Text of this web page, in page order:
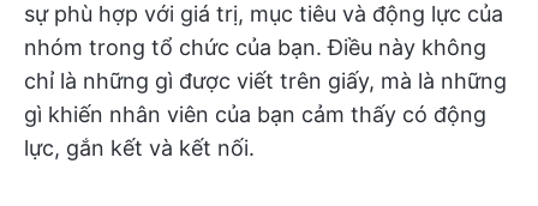
sự phù hợp với giá trị, mục tiêu và động lực của
nhóm trong tổ chức của bạn. Điều này không
chỉ là những gì được viết trên giấy, mà là những
gì khiến nhân viên của bạn cảm thấy có động
lực, gắn kết và kết nối.